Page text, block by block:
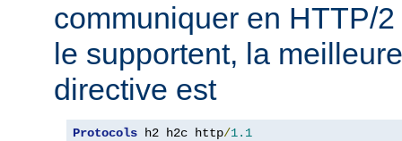
communiquer en HTTP/
le supportent, la
directive est
Protocols h2 h2c http/1.1